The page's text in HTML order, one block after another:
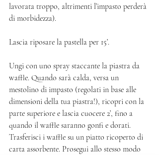
lavorata troppo, altrimenti l’impasto perderà
di morbidezza).
Lascia riposare la pastella per 15’.
Ungi con uno spray staccante la piastra da
waffle. Quando sarà calda, versa un
mestolino di impasto (regolati in base alle
dimensioni della tua piastra!), ricopri con la
parte superiore e lascia cuocere 2’, fino a
quando il waffle saranno gonfi e dorati.
Trasferisci i waffle su un piatto ricoperto di
carta assorbente. Prosegui allo stesso modo